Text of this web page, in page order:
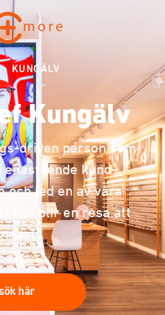
· KUNGÄLV
Kungälv
driven person som
kund-
och led en av våra
Det blir en resa att
här